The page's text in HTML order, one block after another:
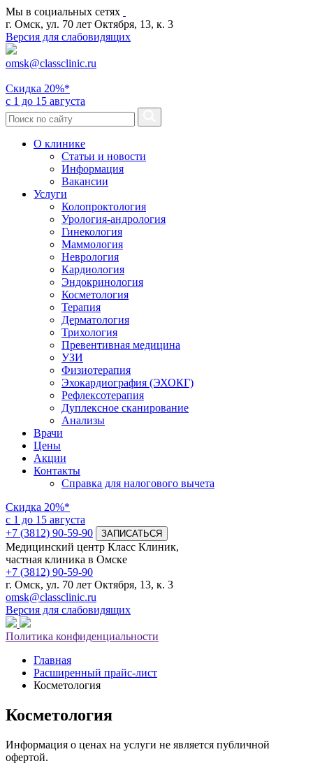
Мы в социальных сетях
г. Омск, ул. 70 лет Октября, 13, к. 3
Версия для слабовидящих
omsk@classclinic.ru
Скидка 20%*
с 1 до 15 августа
О клинике
Статьи и новости
Информация
Вакансии
Услуги
Колопроктология
Урология-андрология
Гинекология
Маммология
Неврология
Кардиология
Эндокринология
Косметология
Терапия
Дерматология
Трихология
Превентивная медицина
УЗИ
Физиотерапия
Эхокардиография (ЭХОКГ)
Рефлексотерапия
Дуплексное сканирование
Анализы
Врачи
Цены
Акции
Контакты
Справка для налогового вычета
Скидка 20%*
с 1 до 15 августа
+7 (3812) 90-59-90
ЗАПИСАТЬСЯ
Медицинский центр Класс Клиник,
частная клиника в Омске
+7 (3812) 90-59-90
г. Омск, ул. 70 лет Октября, 13, к. 3
omsk@classclinic.ru
Версия для слабовидящих
Политика конфиденциальности
Главная
Расширенный прайс-лист
Коcметология
Коcметология
Информация о ценах на услуги не является публичной
офертой.